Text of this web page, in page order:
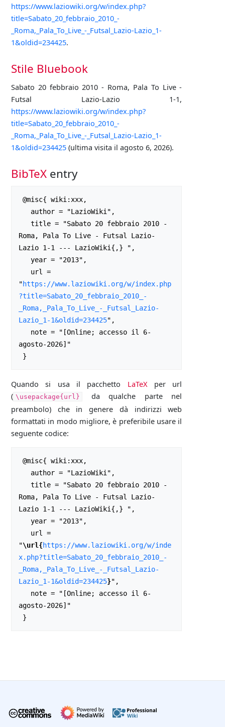
https://www.laziowiki.org/w/index.php?
title=Sabato_20_febbraio_2010_-
_Roma,_Pala_To_Live_-_Futsal_Lazio-Lazio_1-
1&oldid=234425.
Stile Bluebook
Sabato 20 febbraio 2010 - Roma, Pala To Live -
Futsal Lazio-Lazio 1-1,
https://www.laziowiki.org/w/index.php?
title=Sabato_20_febbraio_2010_-
_Roma,_Pala_To_Live_-_Futsal_Lazio-Lazio_1-
1&oldid=234425 (ultima visita il agosto 6, 2026).
BibTeX entry
Roma, Pala To Live - Futsal Lazio-
Lazio 1-1 --- LazioWiki{,} ",
"https://www.laziowiki.org/w/index.php
?title=Sabato_20_febbraio_2010_-
_Roma,_Pala_To_Live_-_Futsal_Lazio-
Lazio_1-1&oldid=234425",
agosto-2026]"
Quando si usa il pacchetto LaTeXper url
( \usepackage{url}
da qualche parte nel
preambolo) che in genere dà indirizzi web
formattati in modo migliore, è preferibile usare il
seguente codice:
Roma, Pala To Live - Futsal Lazio-
Lazio 1-1 --- LazioWiki{,} ",
"\url{https://www.laziowiki.org/w/inde
x.php?title=Sabato_20_febbraio_2010_-
_Roma,_Pala_To_Live_-_Futsal_Lazio-
Lazio_1-1&oldid=234425}",
agosto-2026]"